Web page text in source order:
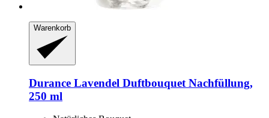
Warenkorb
Durance Lavendel Duftbouquet Nachfüllung,
250 ml